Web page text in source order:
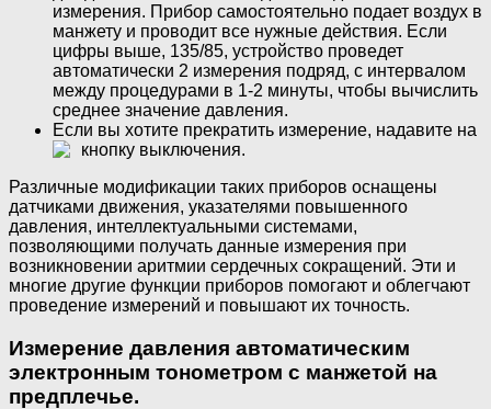
измерения. Прибор самостоятельно подает воздух в
манжету и проводит все нужные действия. Если
цифры выше, 135/85, устройство проведет
автоматически 2 измерения подряд, с интервалом
между процедурами в 1-2 минуты, чтобы вычислить
среднее значение давления.
Если вы хотите прекратить измерение, надавите на
кнопку выключения.
Различные модификации таких приборов оснащены
датчиками движения, указателями повышенного
давления, интеллектуальными системами,
позволяющими получать данные измерения при
возникновении аритмии сердечных сокращений. Эти и
многие другие функции приборов помогают и облегчают
проведение измерений и повышают их точность.
Измерение давления автоматическим
электронным тонометром с манжетой на
предплечье.